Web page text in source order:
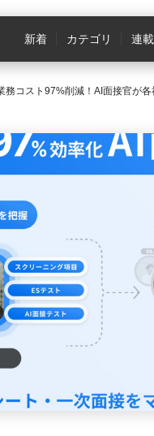
新着 カテゴリ 連
務コスト97%削減！AI面接官が